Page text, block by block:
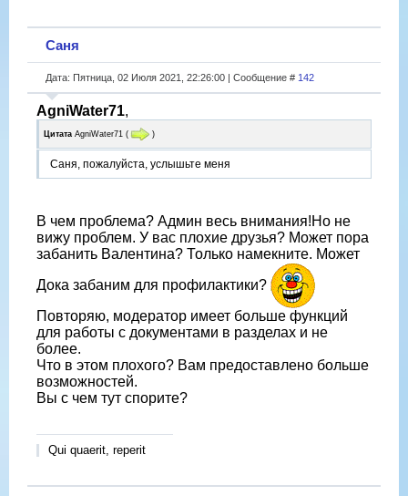
Саня
Дата: Пятница, 02 Июля 2021, 22:26:00 | Сообщение # 142
AgniWater71,
Цитата AgniWater71 ( )
Саня, пожалуйста, услышьте меня
В чем проблема? Админ весь внимания!Но не
вижу проблем. У вас плохие друзья? Может пора
забанить Валентина? Только намекните. Может
Дока забаним для профилактики?
Повторяю, модератор имеет больше функций
для работы с документами в разделах и не
более.
Что в этом плохого? Вам предоставлено больше
возможностей.
Вы с чем тут спорите?
Qui quaerit, reperit